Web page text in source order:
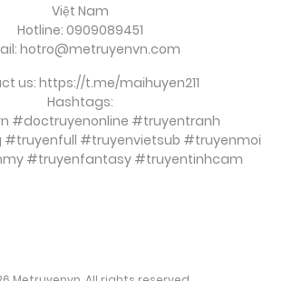
Việt Nam
Hotline: 0909089451
hotro@metruyenvn.com
us: https://t.me/maihuyen211
Hashtags:
#doctruyenonline #truyentranh
#truyenvietsub #truyenmoi
#truyenfantasy #truyentinhcam